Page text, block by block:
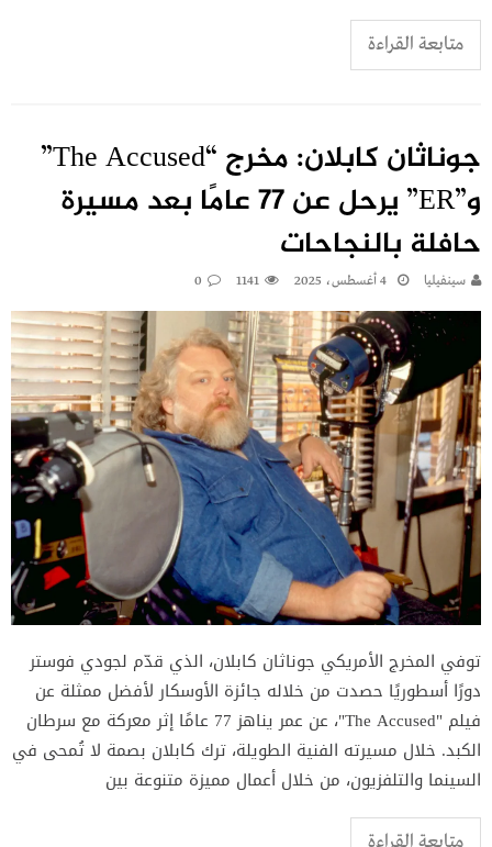
متابعة القراءة
جوناثان كابلان: مخرج “The Accused”
و”ER” يرحل عن 77 عامًا بعد مسيرة
حافلة بالنجاحات
سينفيليا 4 أغسطس، 2025 1141
0
توفي المخرج الأمريكي جوناثان كابلان، الذي قدّم لجودي فوستر
دورًا أسطوريًا حصدت من خلاله جائزة الأوسكار لأفضل ممثلة عن
فيلم "The Accused"، عن عمر يناهز 77 عامًا إثر معركة مع سرطان
الكبد. خلال مسيرته الفنية الطويلة، ترك كابلان بصمة لا تُمحى في
السينما والتلفزيون، من خلال أعمال مميزة متنوعة بين
متابعة القراءة